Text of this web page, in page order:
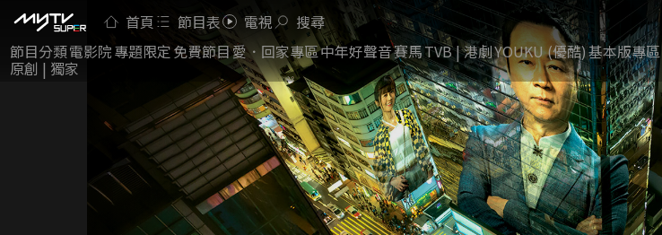
首頁 節目表 電視 搜尋
節目分類電影院專題限定免費節目愛．回家專區中年好聲音賽馬TVB | 港劇YOUKU (優酷)基本版專區
原創 | 獨家